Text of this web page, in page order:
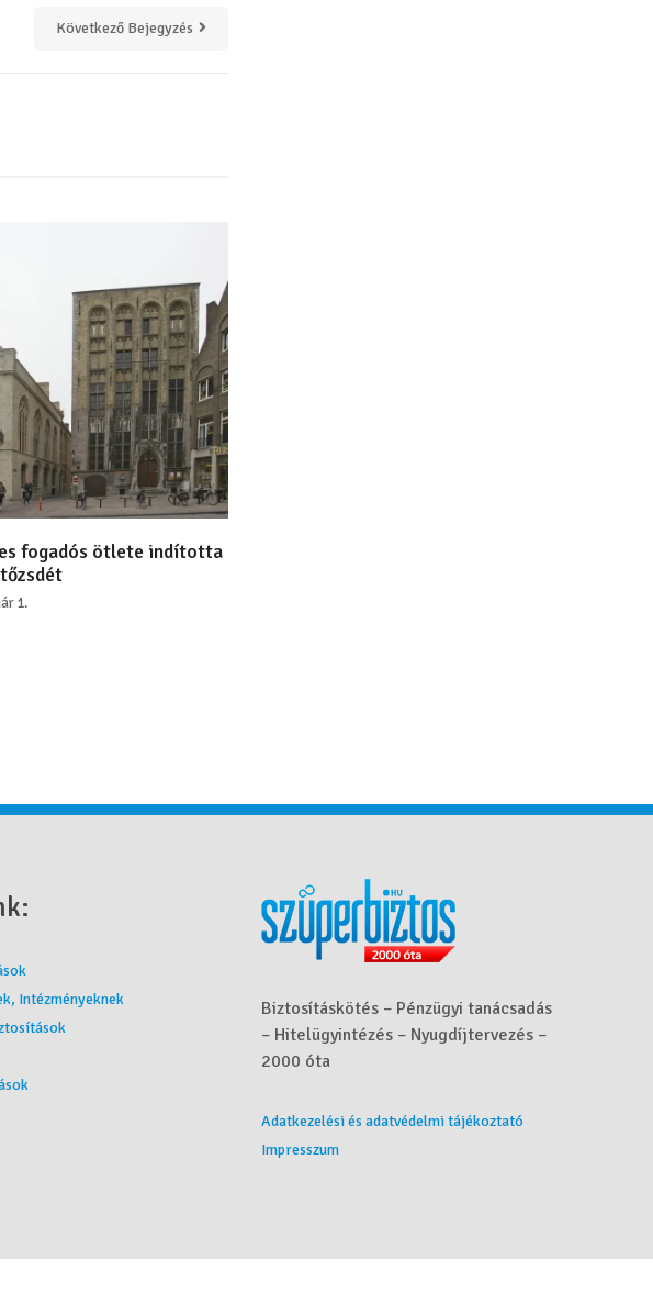
Következő Bejegyzés
fogadós ötlete indította
1.
Intézményeknek
Biztosításkötés – Pénzügyi tanácsadás
– Hitelügyintézés – Nyugdíjtervezés –
2000 óta
Adatkezelési és adatvédelmi tájékoztató
Impresszum